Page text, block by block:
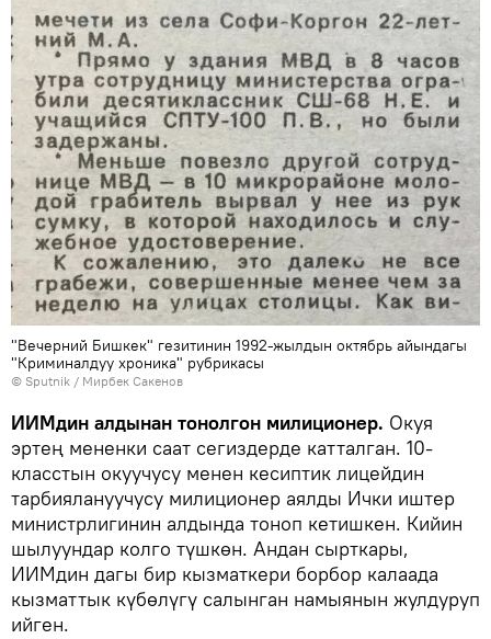
"Вечерний Бишкек" гезитинин 1992-жылдын октябрь айындагы
"Криминалдуу хроника" рубрикасы
© Sputnik / Мирбек Сакенов
ИИМдин алдынан тонолгон милиционер. Окуя
эртең мененки саат сегиздерде катталган. 10-
класстын окуучусу менен кесиптик лицейдин
тарбиялануучусу милиционер аялды Ички иштер
министрлигинин алдында тоноп кетишкен. Кийин
шылуундар колго түшкөн. Андан сырткары,
ИИМдин дагы бир кызматкери борбор калаада
кызматтык күбөлүгү салынган намыянын жулдуруп
ийген.